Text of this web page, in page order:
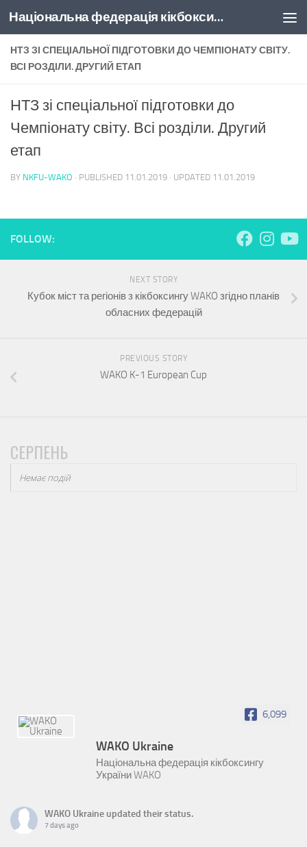
Skip to content Національна федерація кікбоксингу України
НТЗ ЗІ СПЕЦІАЛЬНОЇ ПІДГОТОВКИ ДО ЧЕМПІОНАТУ СВІТУ.
ВСІ РОЗДІЛИ. ДРУГИЙ ЕТАП
НТЗ зі спеціальної підготовки до
Чемпіонату світу. Всі розділи. Другий
етап
BY NKFU-WAKO · PUBLISHED 11.01.2019 · UPDATED 11.01.2019
FOLLOW:
NEXT STORY
Кубок міст та регіонів з кікбоксингу WAKO згідно планів
обласних федерацій
PREVIOUS STORY
WAKO K-1 European Cup
СЕРПЕНЬ
Немає подій
6,099
WAKO Ukraine
Національна федерація кікбоксингу
України WAKO
WAKO Ukraine updated their status.
7 days ago